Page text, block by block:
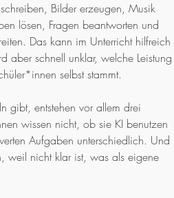
schreiben, Bilder erzeugen, Musik
lösen, Fragen beantworten und
Das kann im Unterricht hilfreich
aber schnell unklar, welche
selbst stammt.
gibt, entstehen vor allem drei
wissen nicht, ob sie KI benutzen
Aufgaben unterschiedlich. Und
weil nicht klar ist, was als eigene